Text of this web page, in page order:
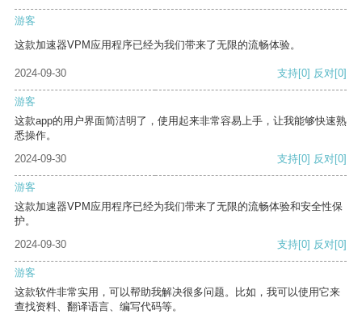
游客
这款加速器VPM应用程序已经为我们带来了无限的流畅体验。
2024-09-30 支持[0] 反对[0]
游客
这款app的用户界面简洁明了，使用起来非常容易上手，让我能够快速熟
悉操作。
2024-09-30
支持[0] 反对[0]
游客
这款加速器VPM应用程序已经为我们带来了无限的流畅体验和安全性保
护。
2024-09-30
支持[0] 反对[0]
游客
这款软件非常实用，可以帮助我解决很多问题。比如，我可以使用它来
查找资料、翻译语言、编写代码等。